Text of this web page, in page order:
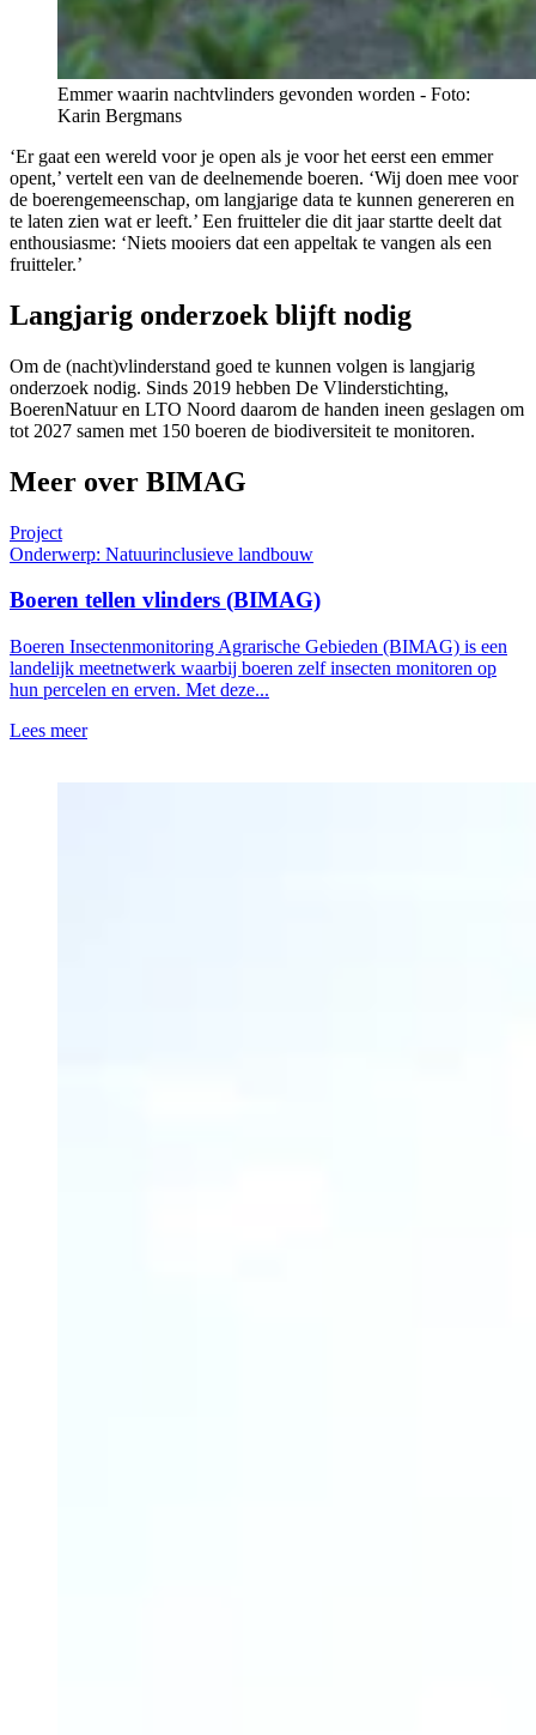
Emmer waarin nachtvlinders gevonden worden - Foto:
Karin Bergmans
‘Er gaat een wereld voor je open als je voor het eerst een emmer
opent,’ vertelt een van de deelnemende boeren. ‘Wij doen mee voor
de boerengemeenschap, om langjarige data te kunnen genereren en
te laten zien wat er leeft.’ Een fruitteler die dit jaar startte deelt dat
enthousiasme: ‘Niets mooiers dat een appeltak te vangen als een
fruitteler.’
Langjarig onderzoek blijft nodig
Om de (nacht)vlinderstand goed te kunnen volgen is langjarig
onderzoek nodig. Sinds 2019 hebben De Vlinderstichting,
BoerenNatuur en LTO Noord daarom de handen ineen geslagen om
tot 2027 samen met 150 boeren de biodiversiteit te monitoren.
Meer over BIMAG
Project
Onderwerp: Natuurinclusieve landbouw
Boeren tellen vlinders (BIMAG)
Boeren Insectenmonitoring Agrarische Gebieden (BIMAG) is een
landelijk meetnetwerk waarbij boeren zelf insecten monitoren op
hun percelen en erven. Met deze...
Lees meer